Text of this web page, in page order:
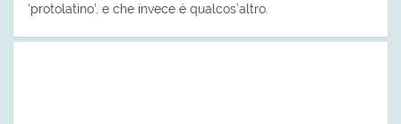
‘protolatino’, e che invece è qualcos’altro.